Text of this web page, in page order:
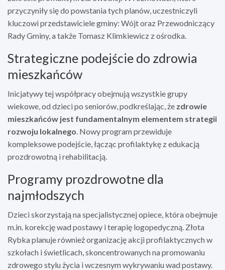
przyczyniły się do powstania tych planów, uczestniczyli
kluczowi przedstawiciele gminy: Wójt oraz Przewodniczący
Rady Gminy, a także Tomasz Klimkiewicz z ośrodka.
Strategiczne podejście do zdrowia
mieszkańców
Inicjatywy tej współpracy obejmują wszystkie grupy
wiekowe, od dzieci po seniorów, podkreślając, że zdrowie
mieszkańców jest fundamentalnym elementem strategii
rozwoju lokalnego . Nowy program przewiduje
kompleksowe podejście, łącząc profilaktykę z edukacją
prozdrowotną i rehabilitacją.
Programy prozdrowotne dla
najmłodszych
Dzieci skorzystają na specjalistycznej opiece, która obejmuje
m.in. korekcję wad postawy i terapię logopedyczną. Złota
Rybka planuje również organizację akcji profilaktycznych w
szkołach i świetlicach, skoncentrowanych na promowaniu
zdrowego stylu życia i wczesnym wykrywaniu wad postawy.